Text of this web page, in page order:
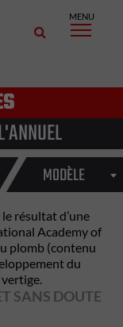
MENU
MODÈLE
résultat d’une
Academy of
plomb (contenu
du
SANS DOUTE